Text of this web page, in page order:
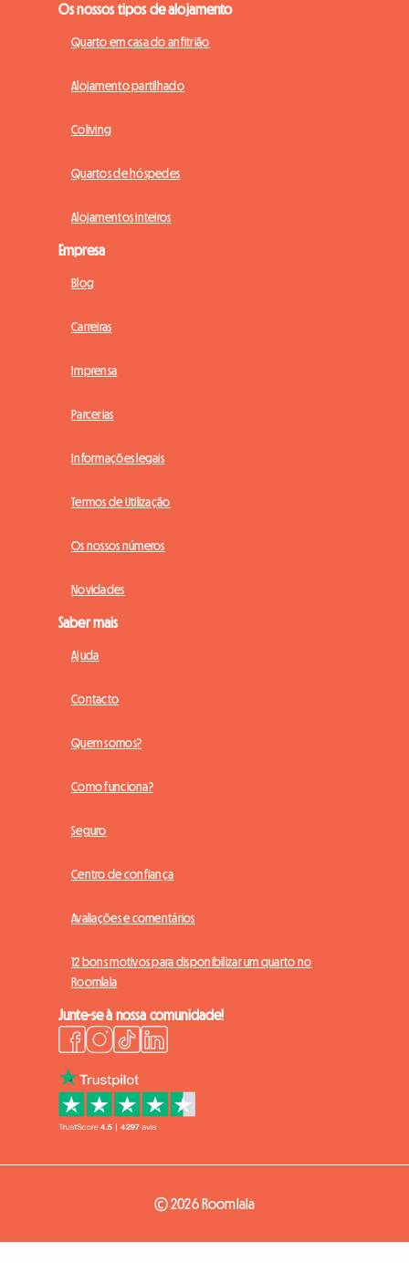
Os nossos tipos de alojamento
Quarto em casa do anfitrião
Alojamento partilhado
Coliving
Quartos de hóspedes
Alojamentos inteiros
Empresa
Blog
Carreiras
Imprensa
Parcerias
Informações legais
Termos de Utilização
Os nossos números
Novidades
Saber mais
Ajuda
Contacto
Quem somos?
Como funciona?
Seguro
Centro de confiança
Avaliações e comentários
12 bons motivos para disponibilizar um quarto no
Roomlala
Junte-se à nossa comunidade!
© 2026 Roomlala